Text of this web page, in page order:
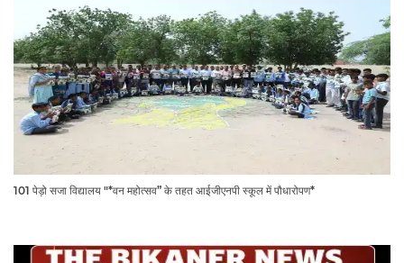
101 पेड़ो सजा विद्यालय "*वन महोत्सव” के तहत आईजीएनपी स्कूल में पौधारोपण*